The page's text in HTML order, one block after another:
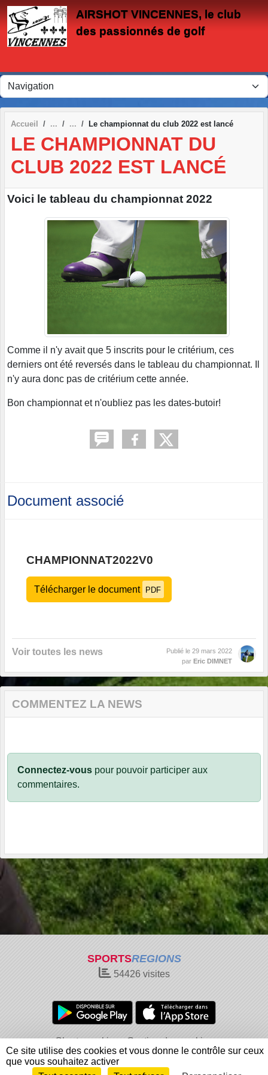
AIRSHOT VINCENNES, le club
des passionnés de golf
Accueil Le championnat du club 2022 est lancé
LE CHAMPIONNAT DU
CLUB 2022 EST LANCÉ
Voici le tableau du championnat 2022
Comme il n'y avait que 5 inscrits pour le critérium, ces
derniers ont été reversés dans le tableau du championnat. Il
n'y aura donc pas de critérium cette année.
Bon championnat et n'oubliez pas les dates-butoir!
Document associé
CHAMPIONNAT2022V0
Télécharger le document PDF
Voir toutes les news Publié le 29 mars 2022
par Eric DIMNET
COMMENTEZ LA NEWS
Connectez-vous pour pouvoir participer aux
commentaires.
SPORTSREGIONS
54426visites
Charte cookies
Gestion des cookies
Informations légales
Signaler un contenu inapproprié
Panneau de gestion des cookies
Ce site utilise des cookies et vous donne le contrôle sur ceux
que vous souhaitez activer